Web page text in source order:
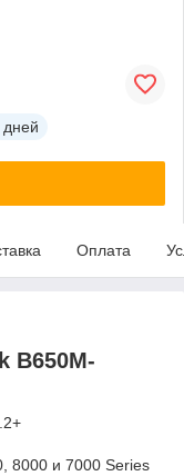
дней
Оплата
B650M-
8000 и 7000 Series